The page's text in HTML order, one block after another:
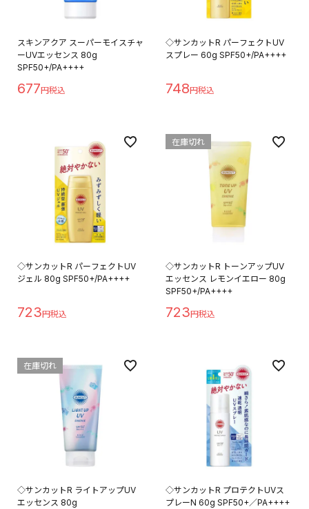
スキンアクア スーパーモイスチャ
ーUVエッセンス 80g
SPF50+/PA++++
677
◇サンカットR パーフェクトUV
スプレー 60g SPF50+/PA++++
748
◇サンカットR パーフェクトUV
ジェル 80g SPF50+/PA++++
723
◇サンカットR トーンアップUV
エッセンス レモンイエロー 80g
SPF50+/PA++++
723
在庫切れ
◇サンカットR ライトアップUV
エッセンス 80g
在庫切れ
◇サンカットR プロテクトUVス
プレーN 60g SPF50+／PA++++